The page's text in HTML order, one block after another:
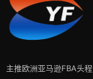
主推欧洲亚马逊FBA头